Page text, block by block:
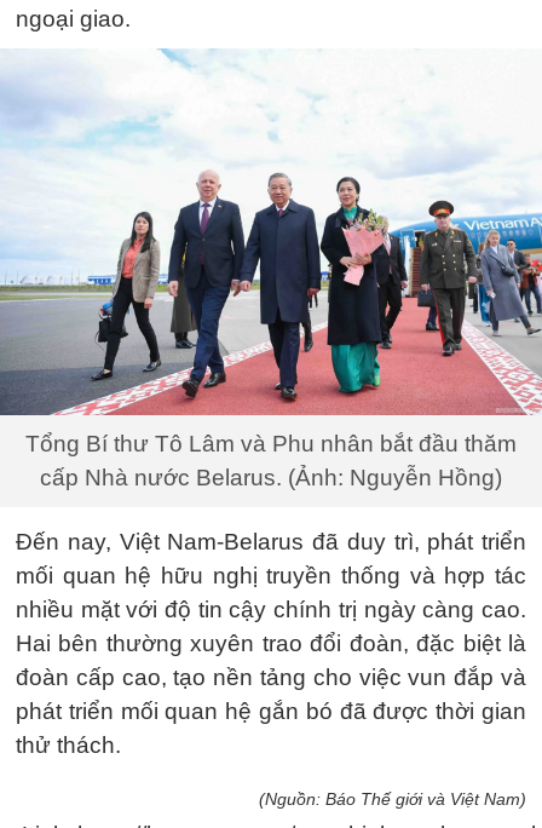
ngoại giao.
Tổng Bí thư Tô Lâm và Phu nhân bắt đầu thăm
cấp Nhà nước Belarus. (Ảnh: Nguyễn Hồng)
Đến nay, Việt Nam-Belarus đã duy trì, phát triển
mối quan hệ hữu nghị truyền thống và hợp tác
nhiều mặt với độ tin cậy chính trị ngày càng cao.
Hai bên thường xuyên trao đổi đoàn, đặc biệt là
đoàn cấp cao, tạo nền tảng cho việc vun đắp và
phát triển mối quan hệ gắn bó đã được thời gian
thử thách.
(Nguồn: Báo Thế giới và Việt Nam)